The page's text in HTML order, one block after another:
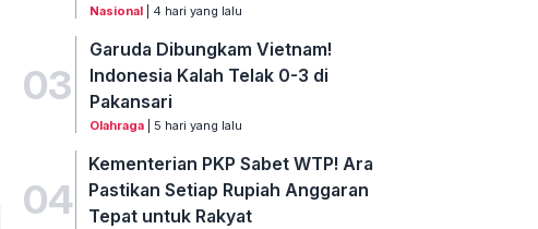
Nasional| 4 hari yang lalu
03
Garuda Dibungkam Vietnam!
Indonesia Kalah Telak 0-3 di
Pakansari
Olahraga| 5 hari yang lalu
04
Kementerian PKP Sabet WTP! Ara
Pastikan Setiap Rupiah Anggaran
Tepat untuk Rakyat